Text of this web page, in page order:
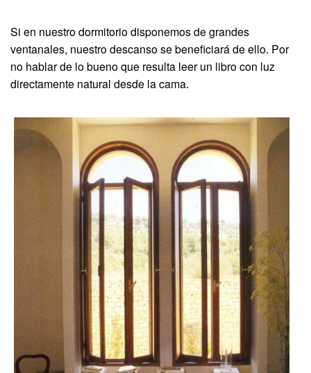
Si en nuestro dormitorio disponemos de grandes
ventanales, nuestro descanso se beneficiará de ello. Por
no hablar de lo bueno que resulta leer un libro con luz
directamente natural desde la cama.